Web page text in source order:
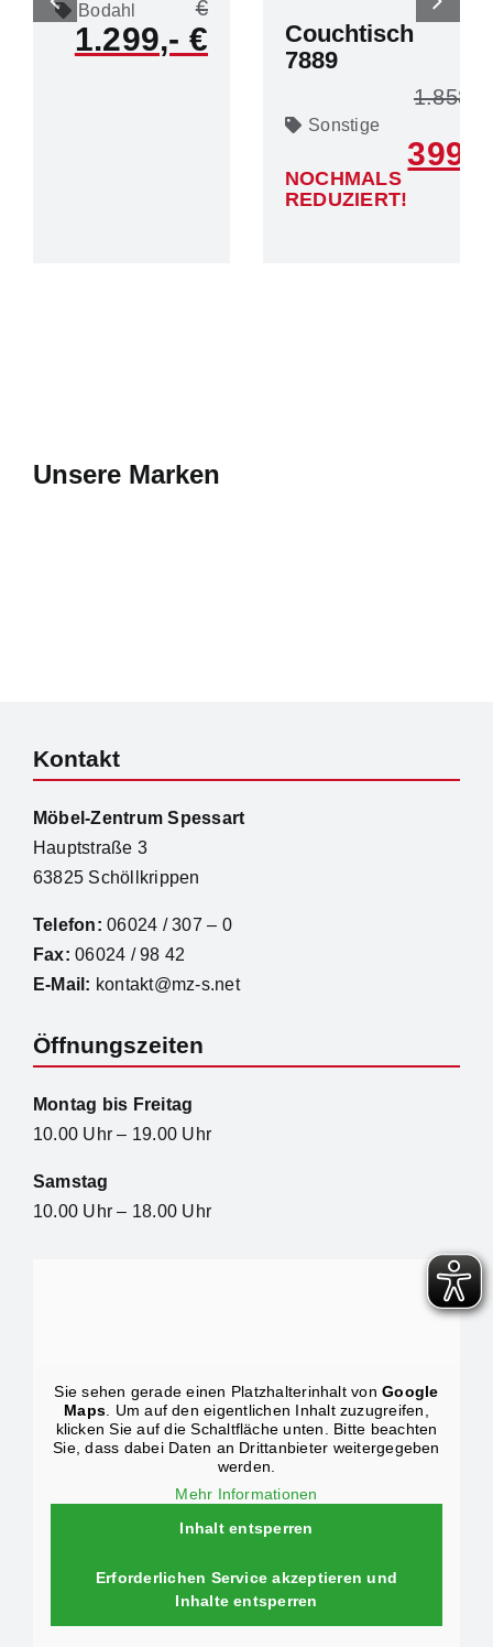
Bodahl
1.299
Couchtisch
7889
Sonstige
1.858
NOCHMALS
REDUZIERT!
399
Unsere Marken
Sie sehen gerade einen Platzhalterinhalt vonGoogle
Maps . Um auf den eigentlichen Inhalt zuzugreifen,
klicken Sie auf die Schaltfläche unten. Bitte beachten
Sie, dass dabei Daten an Drittanbieter weitergegeben
werden.
Mehr Informationen
Inhalt entsperren
Erforderlichen Service akzeptieren und
Inhalte entsperren
Kontakt
Möbel-Zentrum Spessart
Hauptstraße 3
63825 Schöllkrippen
Telefon: 06024 / 307 – 0
Fax: 06024 / 98 42
E-Mail: kontakt@mz-s.net
Öffnungszeiten
Montag bis Freitag
10.00 Uhr – 19.00 Uhr
Samstag
10.00 Uhr – 18.00 Uhr